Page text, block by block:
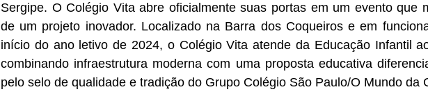
Sergipe. O Colégio Vita abre oficialmente suas portas em um evento que
de um projeto inovador. Localizado na Barra dos Coqueiros e em
início do ano letivo de 2024, o Colégio Vita atende da Educação Infantil
combinando infraestrutura moderna com uma proposta educativa
pelo selo de qualidade e tradição do Grupo Colégio São Paulo/O Mundo da